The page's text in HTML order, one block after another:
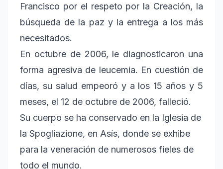
Francisco por el respeto por la Creación, la
búsqueda de la paz y la entrega a los más
necesitados.
En octubre de 2006, le diagnosticaron una
forma agresiva de leucemia. En cuestión de
días, su salud empeoró y a los 15 años y 5
meses, el 12 de octubre de 2006, falleció.
Su cuerpo se ha conservado en la Iglesia de
la Spogliazione, en Asís, donde se exhibe
para la veneración de numerosos fieles de
todo el mundo.